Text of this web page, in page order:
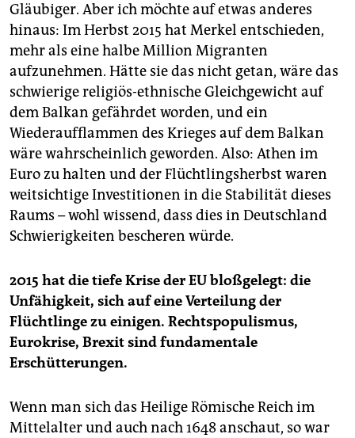
Gläubiger. Aber ich möchte auf etwas anderes
hinaus: Im Herbst 2015 hat Merkel entschieden,
mehr als eine halbe Million Migranten
aufzunehmen. Hätte sie das nicht getan, wäre das
schwierige religiös-ethnische Gleichgewicht auf
dem Balkan gefährdet worden, und ein
Wiederaufflammen des Krieges auf dem Balkan
wäre wahrscheinlich geworden. Also: Athen im
Euro zu halten und der Flüchtlingsherbst waren
weitsichtige Investitionen in die Stabilität dieses
Raums – wohl wissend, dass dies in Deutschland
Schwierigkeiten bescheren würde.
2015 hat die tiefe Krise der EU bloßgelegt: die
Unfähigkeit, sich auf eine Verteilung der
Flüchtlinge zu einigen. Rechtspopulismus,
Eurokrise, Brexit sind fundamentale
Erschütterungen.
Wenn man sich das Heilige Römische Reich im
Mittelalter und auch nach 1648 anschaut, so war